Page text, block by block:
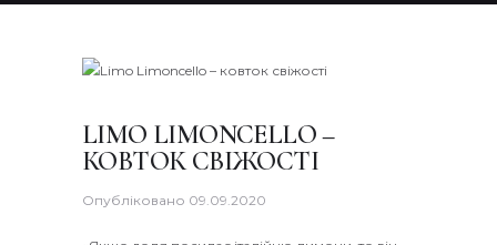
LIMO LIMONCELLO –
КОВТОК СВІЖОСТІ
Опубліковано 09.09.2020